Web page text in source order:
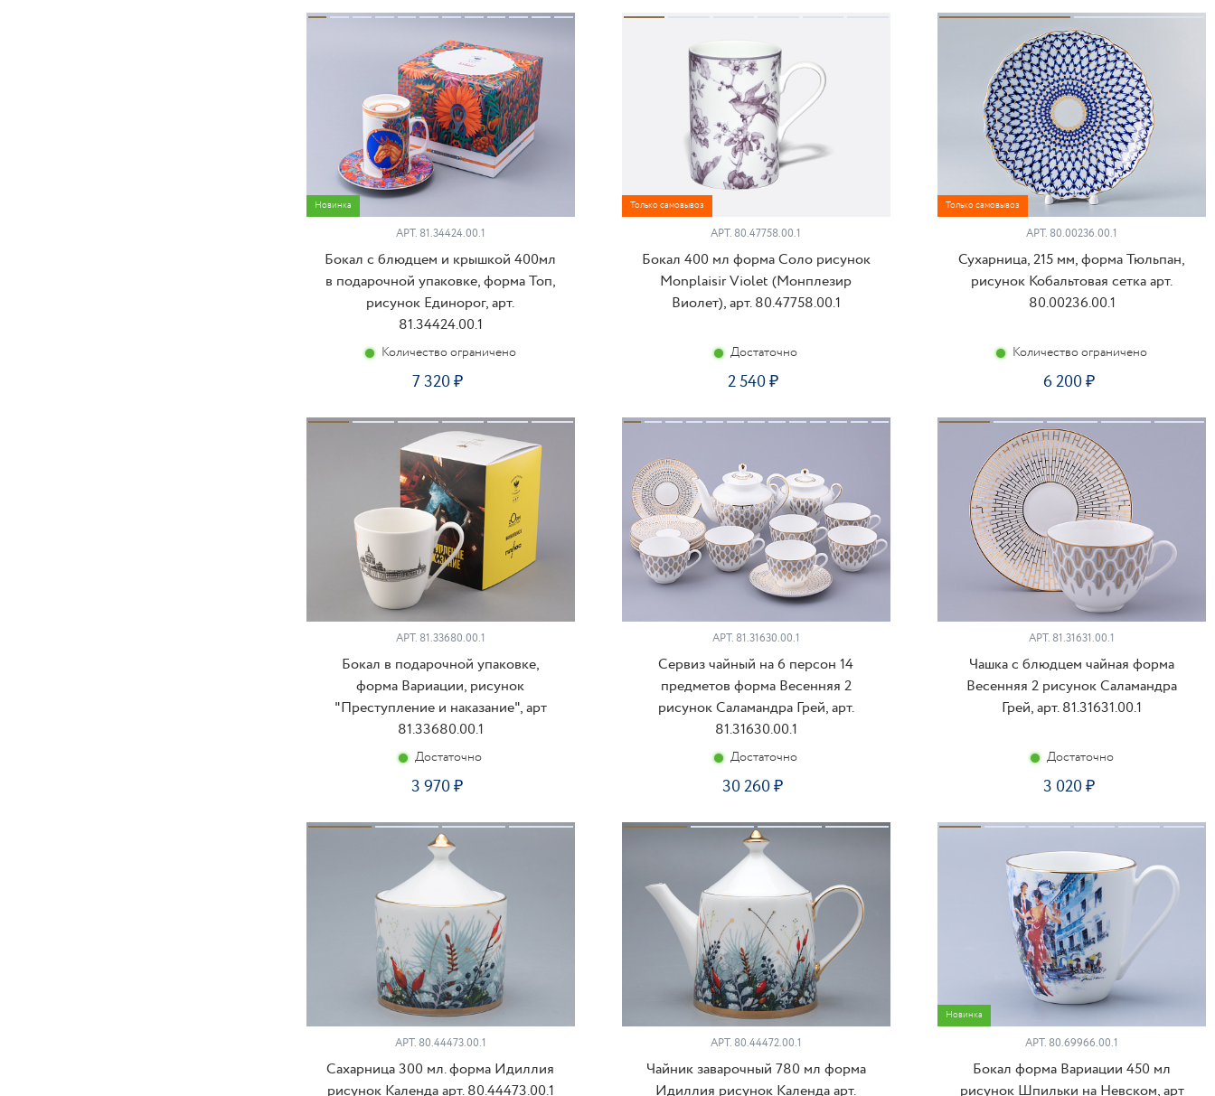
Новинка
АРТ.81.34424.00.1
Бокал с блюдцем и крышкой 400мл
в подарочной упаковке, форма Топ,
рисунок Единорог, арт.
81.34424.00.1
Количество ограничено
7 320
КУПИТЬ
Только самовывоз
АРТ. 80.47758.00.1
Бокал 400 мл форма Соло рисунок
Monplaisir Violet (Монплезир
Виолет), арт. 80.47758.00.1
Достаточно
2 540
Только самовывоз
АРТ. 80.00236.00.1
Сухарница, 215 мм, форма Тюльпан,
рисунок Кобальтовая сетка арт.
80.00236.00.1
Количество ограничено
6 200
АРТ.81.33680.00.1
Бокал в подарочной упаковке,
форма Вариации, рисунок
"Преступление и наказание", арт
81.33680.00.1
Достаточно
3 970
АРТ.81.31630.00.1
Сервиз чайный на 6 персон 14
предметов форма Весенняя 2
рисунок Саламандра Грей, арт.
81.31630.00.1
Достаточно
30 260
АРТ. 81.31631.00.1
Чашка с блюдцем чайная форма
Весенняя 2 рисунок Саламандра
Грей, арт. 81.31631.00.1
Достаточно
3 020
АРТ.80.44473.00.1
Сахарница 300 мл. форма Идиллия
рисунок Календа арт. 80.44473.00.1
АРТ.80.44472.00.1
Чайник заварочный 780 мл форма
Идиллия рисунок Календа арт.
Новинка
АРТ. 80.69966.00.1
Бокал форма Вариации 450 мл
рисунок Шпильки на Невском, арт